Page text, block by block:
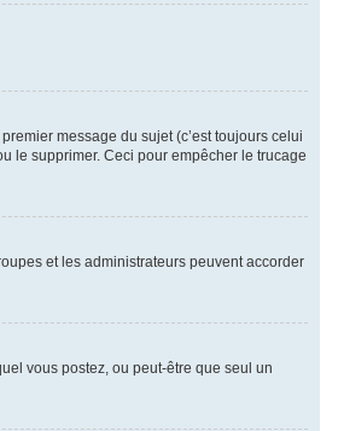
message du sujet (c’est toujours celui
le supprimer. Ceci pour empêcher le trucage
et les administrateurs peuvent accorder
vous postez, ou peut-être que seul un